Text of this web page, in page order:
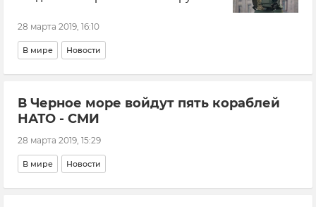
28 марта 2019, 16:10
В мире Новости
В Черное море войдут пять кораблей
НАТО - СМИ
28 марта 2019, 15:29
В мире Новости